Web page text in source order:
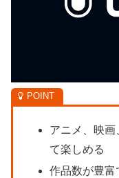
アニメ、映
て楽しめる
作品数が豊富